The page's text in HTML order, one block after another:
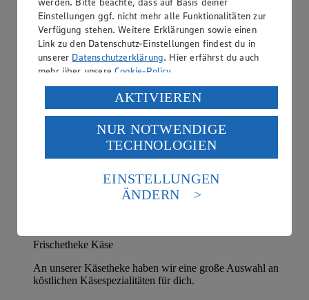
Frischetheke Käse
An unserer Käsetheke haben wir eine große Auswahl an
köstlichen Käsespezialitäten für dich.
Einstellungen ggf. nicht mehr alle Funktionalitäten zur
Verfügung stehen. Weitere Erklärungen sowie einen
Link zu den Datenschutz-Einstellungen findest du in
unserer Datenschutzerklärung. Hier erfährst du auch
mehr über unsereCookie-Policy.
Verarbeitung deiner personenbezogenen Daten in den
USA durch Facebook und YouTube:
Wenn du auf „Aktivieren“ klickst, willigst du im Sinne
des Art. 49 Abs. 1 Satz 1 lit. a) DSGVO ein, dass deine
Daten in den USA verarbeitet werden. Der EuGH sieht
die USA als Land mit einem nach europäischen
Standards nicht angemessenen Datenschutzniveau an.
Es besteht das Risiko eines Zugriffs durch US-
Informationen zum Herausgeber der Seite findest du
imImpressum
AKTIVIEREN
NUR NOTWENDIGE
TECHNOLOGIEN
EINSTELLUNGEN
ÄNDERN